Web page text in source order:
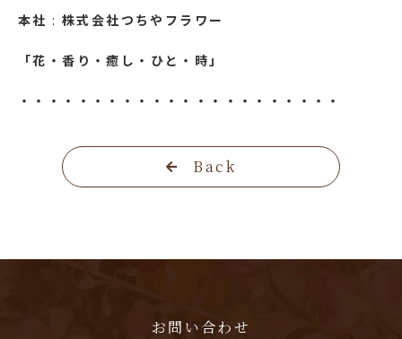
本社 :株式会社つちやフラワー
「花・香り・癒し・ひと・時」
・・・・・・・・・・・・・・・・・・・・・・
Back
お問い合わせ